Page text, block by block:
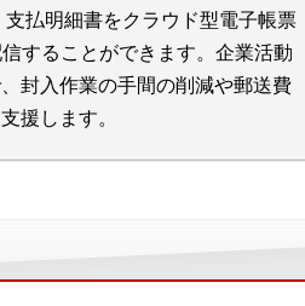
払明細書をクラウド型電子帳票
することができます。企業活動
封入作業の手間の削減や郵送費
援します。